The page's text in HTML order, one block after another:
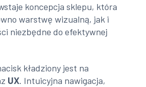
koncepcja sklepu, która
warstwę wizualną, jak i
niezbędne do efektywnej
kładziony jest na
UX. Intuicyjna nawigacja,